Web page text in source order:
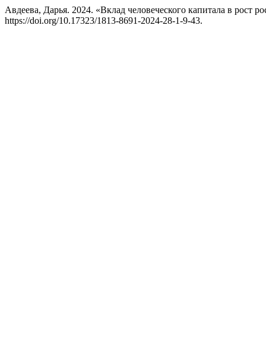
Авдеева, Дарья. 2024. «Вклад человеческого капитала в рост
https://doi.org/10.17323/1813-8691-2024-28-1-9-43.